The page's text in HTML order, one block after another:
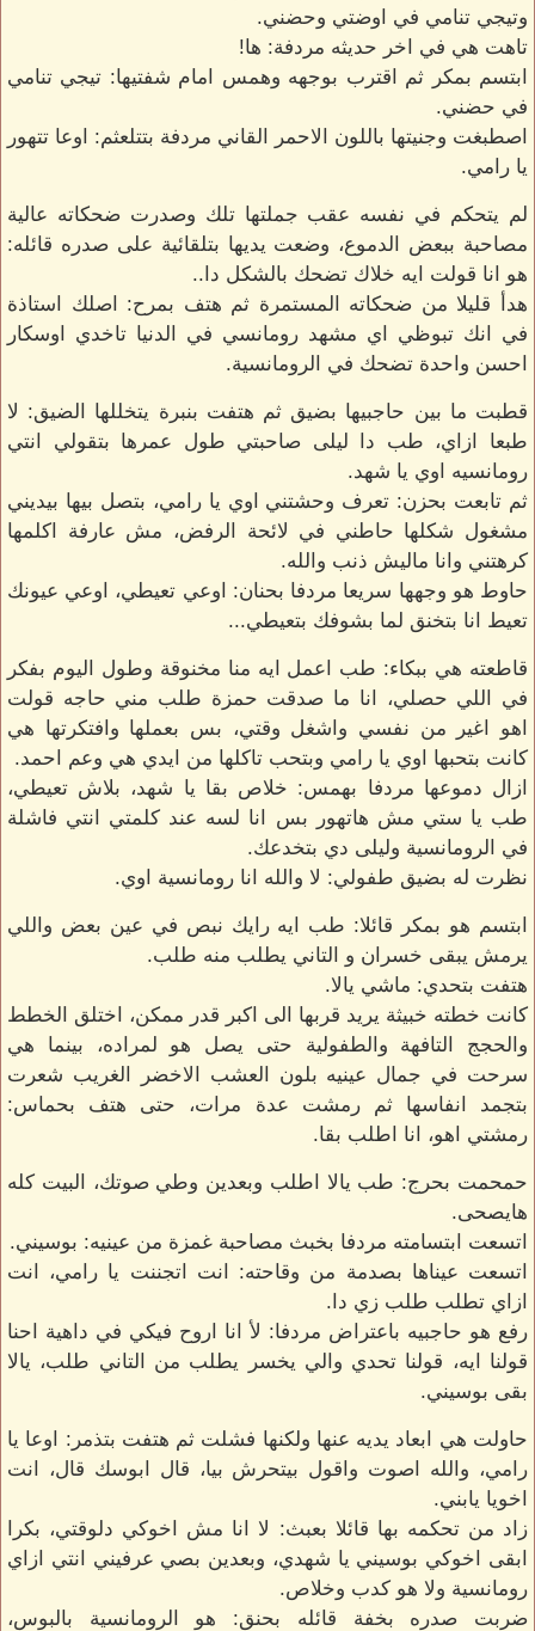
وتيجي تنامي في اوضتي وحضني.
تاهت هي في اخر حديثه مردفة: ها!
ابتسم بمكر ثم اقترب بوجهه وهمس امام شفتيها: تيجي تنامي
في حضني.
اصطبغت وجنيتها باللون الاحمر القاني مردفة بتتلعثم: اوعا تتهور
يا رامي.
لم يتحكم في نفسه عقب جملتها تلك وصدرت ضحكاته عالية
مصاحبة ببعض الدموع، وضعت يديها بتلقائية على صدره قائله:
هو انا قولت ايه خلاك تضحك بالشكل دا..
هدأ قليلا من ضحكاته المستمرة ثم هتف بمرح: اصلك استاذة
في انك تبوظي اي مشهد رومانسي في الدنيا تاخدي اوسكار
احسن واحدة تضحك في الرومانسية.
قطبت ما بين حاجبيها بضيق ثم هتفت بنبرة يتخللها الضيق: لا
طبعا ازاي، طب دا ليلى صاحبتي طول عمرها بتقولي انتي
رومانسيه اوي يا شهد.
ثم تابعت بحزن: تعرف وحشتني اوي يا رامي، بتصل بيها بيديني
مشغول شكلها حاطني في لائحة الرفض، مش عارفة اكلمها
كرهتني وانا ماليش ذنب والله.
حاوط هو وجهها سريعا مردفا بحنان: اوعي تعيطي، اوعي عيونك
تعيط انا بتخنق لما بشوفك بتعيطي...
قاطعته هي ببكاء: طب اعمل ايه منا مخنوقة وطول اليوم بفكر
في اللي حصلي، انا ما صدقت حمزة طلب مني حاجه قولت
اهو اغير من نفسي واشغل وقتي، بس بعملها وافتكرتها هي
كانت بتحبها اوي يا رامي وبتحب تاكلها من ايدي هي وعم احمد.
ازال دموعها مردفا بهمس: خلاص بقا يا شهد، بلاش تعيطي،
طب يا ستي مش هاتهور بس انا لسه عند كلمتي انتي فاشلة
في الرومانسية وليلى دي بتخدعك.
نظرت له بضيق طفولي: لا والله انا رومانسية اوي.
ابتسم هو بمكر قائلا: طب ايه رايك نبص في عين بعض واللي
يرمش يبقى خسران و التاني يطلب منه طلب.
هتفت بتحدي: ماشي يالا.
كانت خطته خبيثة يريد قربها الى اكبر قدر ممكن، اختلق الخطط
والحجج التافهة والطفولية حتى يصل هو لمراده، بينما هي
سرحت في جمال عينيه بلون العشب الاخضر الغريب شعرت
بتجمد انفاسها ثم رمشت عدة مرات، حتى هتف بحماس:
رمشتي اهو، انا اطلب بقا.
حمحمت بحرج: طب يالا اطلب وبعدين وطي صوتك، البيت كله
هايصحى.
اتسعت ابتسامته مردفا بخبث مصاحبة غمزة من عينيه: بوسيني.
اتسعت عيناها بصدمة من وقاحته: انت اتجننت يا رامي، انت
ازاي تطلب طلب زي دا.
رفع هو حاجبيه باعتراض مردفا: لأ انا اروح فيكي في داهية احنا
قولنا ايه، قولنا تحدي والي يخسر يطلب من التاني طلب، يالا
بقى بوسيني.
حاولت هي ابعاد يديه عنها ولكنها فشلت ثم هتفت بتذمر: اوعا يا
رامي، والله اصوت واقول بيتحرش بيا، قال ابوسك قال، انت
اخويا يابني.
زاد من تحكمه بها قائلا بعبث: لا انا مش اخوكي دلوقتي، بكرا
ابقى اخوكي بوسيني يا شهدي، وبعدين بصي عرفيني انتي ازاي
رومانسية ولا هو كدب وخلاص.
ضربت صدره بخفة قائله بحنق: هو الرومانسية بالبوس،